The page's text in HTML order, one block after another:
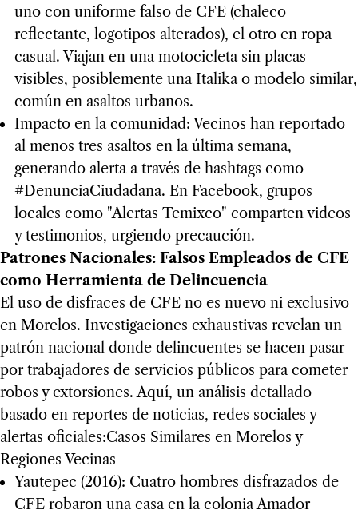
uno con uniforme falso de CFE (chaleco
reflectante, logotipos alterados), el otro en ropa
casual. Viajan en una motocicleta sin placas
visibles, posiblemente una Italika o modelo similar,
común en asaltos urbanos.
Impacto en la comunidad: Vecinos han reportado
al menos tres asaltos en la última semana,
generando alerta a través de hashtags como
#DenunciaCiudadana. En Facebook, grupos
locales como "Alertas Temixco" comparten videos
y testimonios, urgiendo precaución.
Patrones Nacionales: Falsos Empleados de CFE
como Herramienta de Delincuencia
El uso de disfraces de CFE no es nuevo ni exclusivo
en Morelos. Investigaciones exhaustivas revelan un
patrón nacional donde delincuentes se hacen pasar
por trabajadores de servicios públicos para cometer
robos y extorsiones. Aquí, un análisis detallado
basado en reportes de noticias, redes sociales y
alertas oficiales:Casos Similares en Morelos y
Regiones Vecinas
Yautepec (2016): Cuatro hombres disfrazados de
CFE robaron una casa en la colonia Amador